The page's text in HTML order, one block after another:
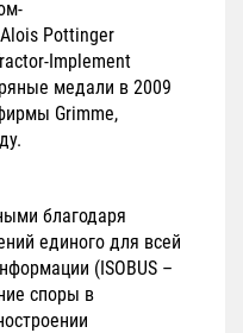
Pottinger
Implement
медали в 2009
Grimme,
благодаря
единого для всей
(ISOBUS –
споры в